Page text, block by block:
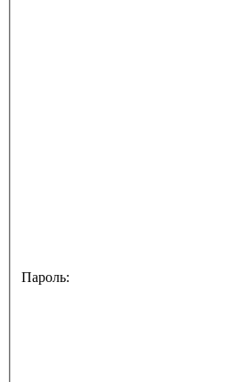
Пароль: